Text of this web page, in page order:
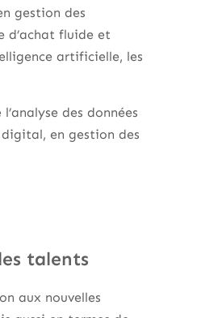
gestion des
d’achat fluide et
artificielle, les
des données
en gestion des
talents
aux nouvelles